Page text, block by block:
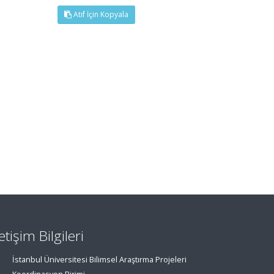
Atıf İçin Kopyala
Bilgileri
İstanbul Üniversitesi Bilimsel Araştırma Projeleri